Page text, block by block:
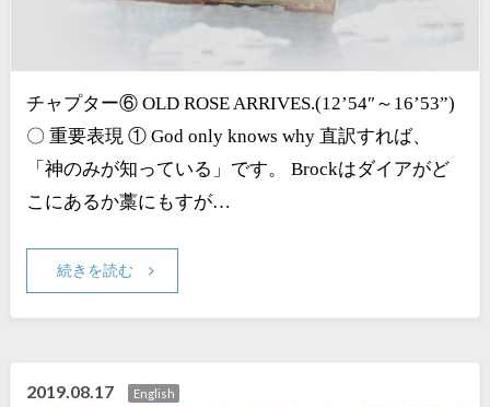
チャプター⑥ OLD ROSE ARRIVES.(12’54″～16’53”)
〇 重要表現 ① God only knows why 直訳すれば、
「神のみが知っている」です。 Brockはダイアがど
こにあるか藁にもすが…
続きを読む
2019.08.17 English